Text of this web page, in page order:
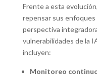
Frente a esta
repensar sus
perspectiva
vulnerabilidades de la
incluyen:
Monitoreo